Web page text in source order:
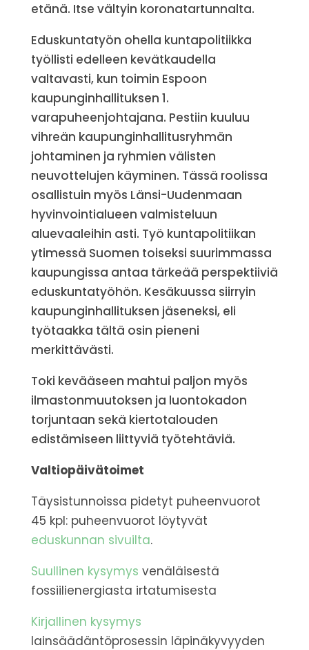
etänä. Itse vältyin koronatartunnalta.
Eduskuntatyön ohella kuntapolitiikka
työllisti edelleen kevätkaudella
valtavasti, kun toimin Espoon
kaupunginhallituksen 1.
varapuheenjohtajana. Pestiin kuuluu
vihreän kaupunginhallitusryhmän
johtaminen ja ryhmien välisten
neuvottelujen käyminen. Tässä roolissa
osallistuin myös Länsi-Uudenmaan
hyvinvointialueen valmisteluun
aluevaaleihin asti. Työ kuntapolitiikan
ytimessä Suomen toiseksi suurimmassa
kaupungissa antaa tärkeää perspektiiviä
eduskuntatyöhön. Kesäkuussa siirryin
kaupunginhallituksen jäseneksi, eli
työtaakka tältä osin pieneni
merkittävästi.
Toki kevääseen mahtui paljon myös
ilmastonmuutoksen ja luontokadon
torjuntaan sekä kiertotalouden
edistämiseen liittyviä työtehtäviä.
Valtiopäivätoimet
Täysistunnoissa pidetyt puheenvuorot
45 kpl: puheenvuorot löytyvät
eduskunnan sivuilta.
Suullinen kysymys venäläisestä
fossiilienergiasta irtatumisesta
Kirjallinen kysymys
lainsäädäntöprosessin läpinäkyvyyden